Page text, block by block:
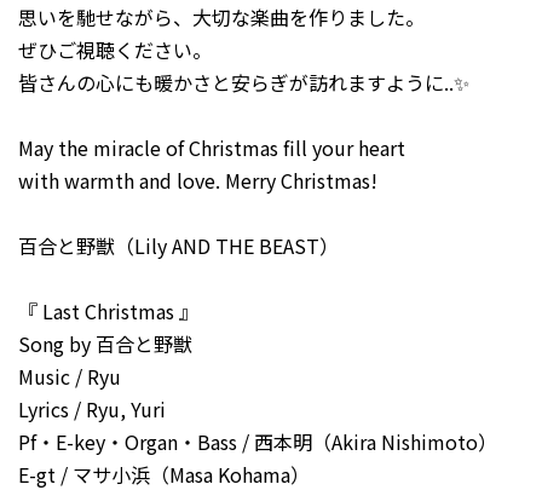
思いを馳せながら、大切な楽曲を作りました。
ぜひご視聴ください。
皆さんの心にも暖かさと安らぎが訪れますように..✨
May the miracle of Christmas fill your heart
with warmth and love. Merry Christmas!
百合と野獣（Lily AND THE BEAST）
『 Last Christmas 』
Song by 百合と野獣
Music / Ryu
Lyrics / Ryu, Yuri
Pf・E-key・Organ・Bass / 西本明（Akira Nishimoto）
E-gt / マサ小浜（Masa Kohama）